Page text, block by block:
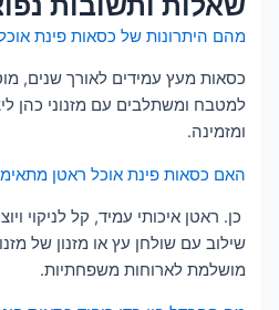
מהם היתרונות של כסאות פינת
כסאות מעץ עמידים לאורך שנים,
למטבח ומשתלבים עם מזנוני כהן
ומזמינה.
האם כסאות פינת אוכל ראטן
כן. ראטן איכותי עמיד, קל לניקוי
שילוב עם שולחן עץ או מזנון של
מושלמת לארוחות משפחתיות.